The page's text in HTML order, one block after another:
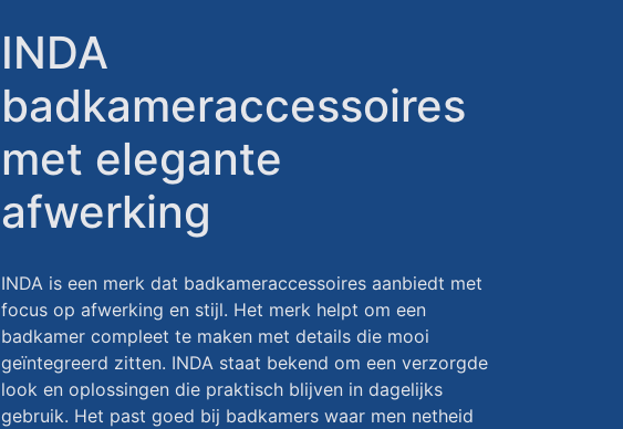
INDA
badkameraccessoires
met elegante
afwerking
INDA is een merk dat badkameraccessoires aanbiedt met
focus op afwerking en stijl. Het merk helpt om een
badkamer compleet te maken met details die mooi
geïntegreerd zitten. INDA staat bekend om een verzorgde
look en oplossingen die praktisch blijven in dagelijks
gebruik. Het past goed bij badkamers waar men netheid